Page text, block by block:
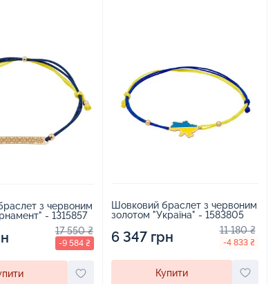
з червоним
- 1315857
17 550 ₴
-9 584 ₴
Шовковий браслет з червоним
золотом "Україна" - 1583805
6 347 грн 11 180 ₴
-4 833 ₴
Купити